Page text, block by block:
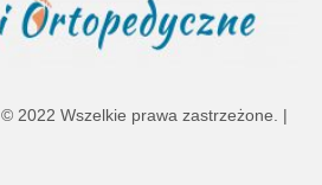
© 2022 Wszelkie prawa zastrzeżone. |